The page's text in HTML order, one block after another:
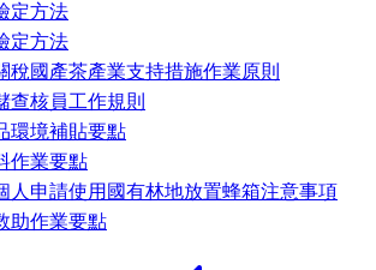
定方法
定方法
稅國產茶產業支持措施作業原則
查核員工作規則
環境補貼要點
作業要點
人申請使用國有林地放置蜂箱注意事項
助作業要點